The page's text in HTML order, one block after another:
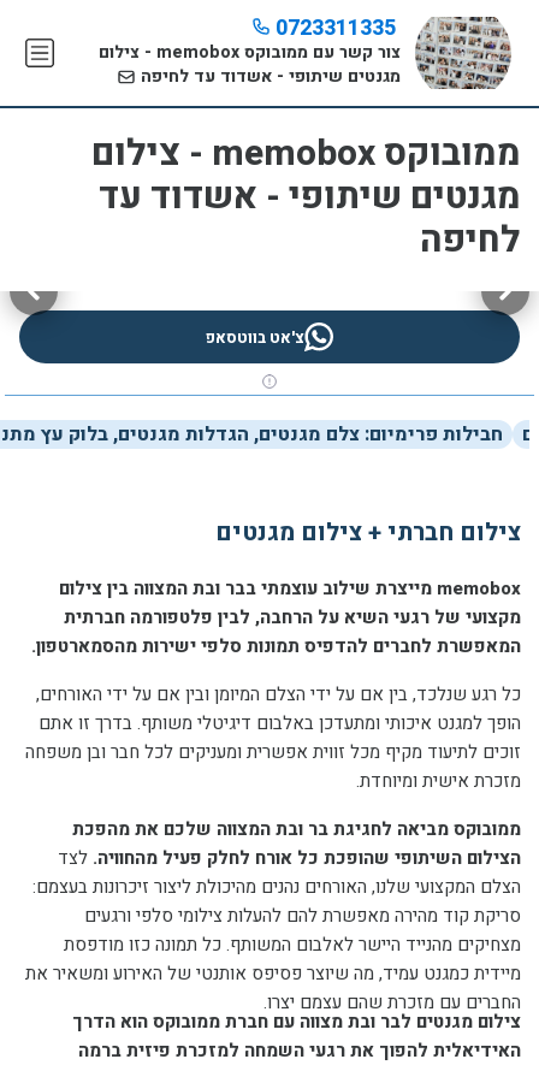
0723311335
צור קשר עם ממובוקס memobox - צילום
מגנטים שיתופי - אשדוד עד לחיפה
ממובוקס memobox - צילום
מגנטים שיתופי - אשדוד עד
לחיפה
צ'אט בווטסאפ
חבילות פרימיום: צלם מגנטים, הגדלות מגנטים, בלוק עץ
צילום חברתי + צילום מגנטים
memobox מייצרת שילוב עוצמתי בבר ובת המצווה בין צילום
מקצועי של רגעי השיא על הרחבה, לבין פלטפורמה חברתית
המאפשרת לחברים להדפיס תמונות סלפי ישירות מהסמארטפון.
כל רגע שנלכד, בין אם על ידי הצלם המיומן ובין אם על ידי האורחים,
הופך למגנט איכותי ומתעדכן באלבום דיגיטלי משותף. בדרך זו אתם
זוכים לתיעוד מקיף מכל זווית אפשרית ומעניקים לכל חבר ובן משפחה
מזכרת אישית ומיוחדת.
ממובוקס מביאה לחגיגת בר ובת המצווה שלכם את מהפכת
הצילום השיתופי שהופכת כל אורח לחלק פעיל מהחוויה. לצד
הצלם המקצועי שלנו, האורחים נהנים מהיכולת ליצור זיכרונות בעצמם:
סריקת קוד מהירה מאפשרת להם להעלות צילומי סלפי ורגעים
מצחיקים מהנייד היישר לאלבום המשותף. כל תמונה כזו מודפסת
מיידית כמגנט עמיד, מה שיוצר פסיפס אותנטי של האירוע ומשאיר את
החברים עם מזכרת שהם עצמם יצרו.
צילום מגנטים לבר ובת מצווה עם חברת ממובוקס הוא הדרך
האידיאלית להפוך את רגעי השמחה למזכרת פיזית ברמה